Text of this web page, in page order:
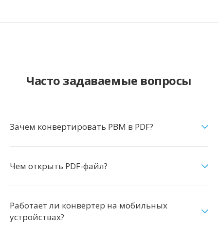
Часто задаваемые вопросы
Зачем конвертировать PBM в PDF?
Чем открыть PDF-файл?
Работает ли конвертер на мобильных
устройствах?